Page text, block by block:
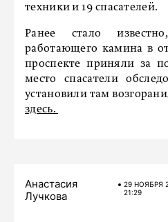
техники и 19 спасателей.
Ранее стало
работающего камина в
проспекте приняли за
место спасатели
установили там
здесь.
Анастасия
Лучкова
29 НОЯБРЯ
21:29